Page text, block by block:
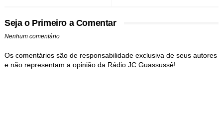
Seja o Primeiro a Comentar
Nenhum comentário
Os comentários são de responsabilidade exclusiva de seus autores
e não representam a opinião da Rádio JC Guassussê!